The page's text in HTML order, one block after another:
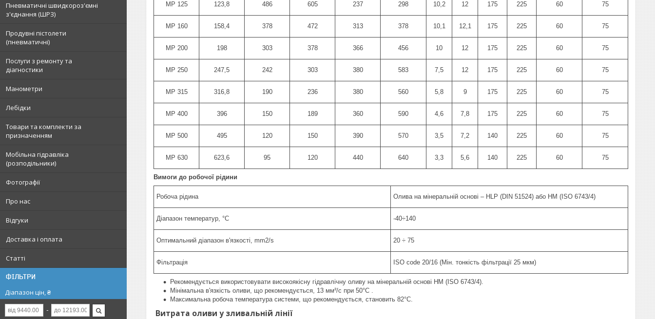
Пневматичні швидкороз'ємні
з'єднання (ШРЗ)
Продувні пістолети
(пневматичні)
Послуги з ремонту та
діагностики
Манометри
Лебідки
Товари та комплекти за
призначенням
Мобільна гідравліка
(розподільники)
Фотографії
Про нас
Відгуки
Доставка і оплата
Статті
ФІЛЬТРИ
Діапазон цін, ₴
MP 125 123,8 486 605 237 298 10,2 12 175 225 60 75
MP 160 158,4 378 472 313 378 10,1 12,1 175 225 60 75
MP 200 198 303 378 366 456 10 12 175 225 60 75
MP 250 247,5 242 303 380 583 7,5 12 175 225 60 75
MP 315 316,8 190 236 380 560 5,8 9 175 225 60 75
MP 400 396 150 189 360 590 4,6 7,8 175 225 60 75
MP 500 495 120 150 390 570 3,5 7,2 140 225 60 75
MP 630 623,6 95 120 440 640 3,3 5,6 140 225 60 75
Вимоги до робочої рідини
Робоча рідина Олива на мінеральній основі – HLP (DIN 51524) або HM (ISO 6743/4)
Діапазон температур, °С -40÷140
Оптимальний діапазон в'язкості, mm2/s 20 ÷ 75
Фільтрація ISO code 20/16 (Мін. тонкість фільтрації 25 мкм)
Рекомендується використовувати високоякісну гідравлічну оливу на мінеральній основі HM (ISO 6743/4).
Мінімальна в'язкість оливи, що рекомендується, 13 мм²/с при 50°C .
Максимальна робоча температура системи, що рекомендується, становить 82°C.
Витрата оливи у зливальній лінії